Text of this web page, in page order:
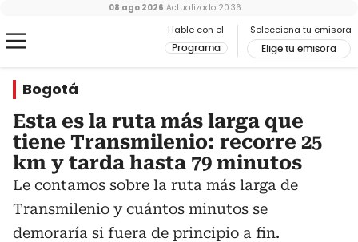
Hable con el
Programa
Selecciona tu emisora
Elige tu emisora
08 ago 2026 Actualizado 20:36
Bogotá
Esta es la ruta más larga que
tiene Transmilenio: recorre 25
km y tarda hasta 79 minutos
Le contamos sobre la ruta más larga de
Transmilenio y cuántos minutos se
demoraría si fuera de principio a fin.